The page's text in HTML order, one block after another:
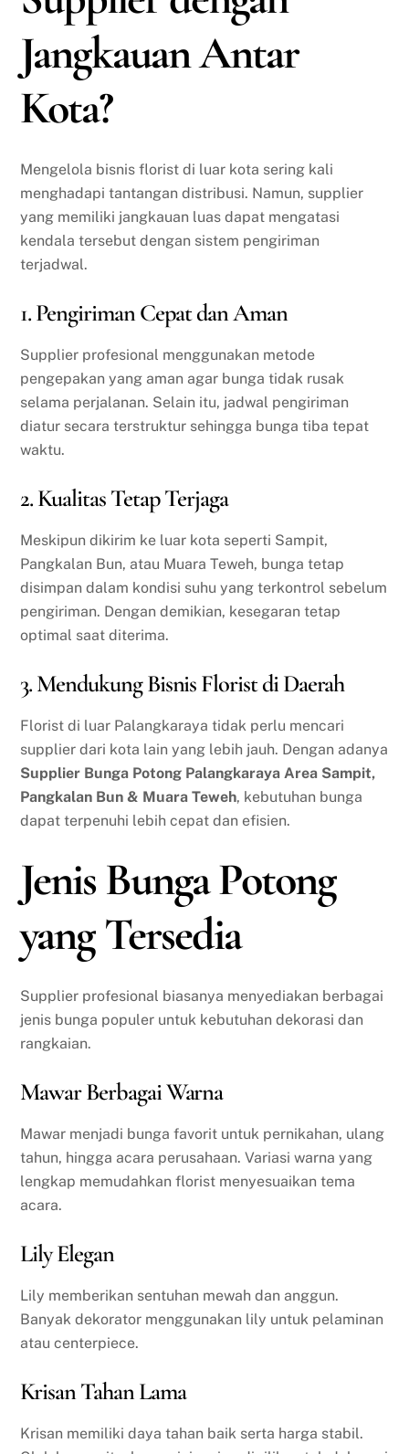
Jangkauan Antar
Kota?
Mengelola bisnis florist di luar kota sering kali
menghadapi tantangan distribusi. Namun, supplier
yang memiliki jangkauan luas dapat mengatasi
kendala tersebut dengan sistem pengiriman
terjadwal.
1. Pengiriman Cepat dan Aman
Supplier profesional menggunakan metode
pengepakan yang aman agar bunga tidak rusak
selama perjalanan. Selain itu, jadwal pengiriman
diatur secara terstruktur sehingga bunga tiba tepat
waktu.
2. Kualitas Tetap Terjaga
Meskipun dikirim ke luar kota seperti Sampit,
Pangkalan Bun, atau Muara Teweh, bunga tetap
disimpan dalam kondisi suhu yang terkontrol sebelum
pengiriman. Dengan demikian, kesegaran tetap
optimal saat diterima.
3. Mendukung Bisnis Florist di Daerah
Florist di luar Palangkaraya tidak perlu mencari
supplier dari kota lain yang lebih jauh. Dengan adanya
Supplier Bunga Potong Palangkaraya Area Sampit,
Pangkalan Bun & Muara Teweh, kebutuhan bunga
dapat terpenuhi lebih cepat dan efisien.
Jenis Bunga Potong
yang Tersedia
Supplier profesional biasanya menyediakan berbagai
jenis bunga populer untuk kebutuhan dekorasi dan
rangkaian.
Mawar Berbagai Warna
Mawar menjadi bunga favorit untuk pernikahan, ulang
tahun, hingga acara perusahaan. Variasi warna yang
lengkap memudahkan florist menyesuaikan tema
acara.
Lily Elegan
Lily memberikan sentuhan mewah dan anggun.
Banyak dekorator menggunakan lily untuk pelaminan
atau centerpiece.
Krisan Tahan Lama
Krisan memiliki daya tahan baik serta harga stabil.